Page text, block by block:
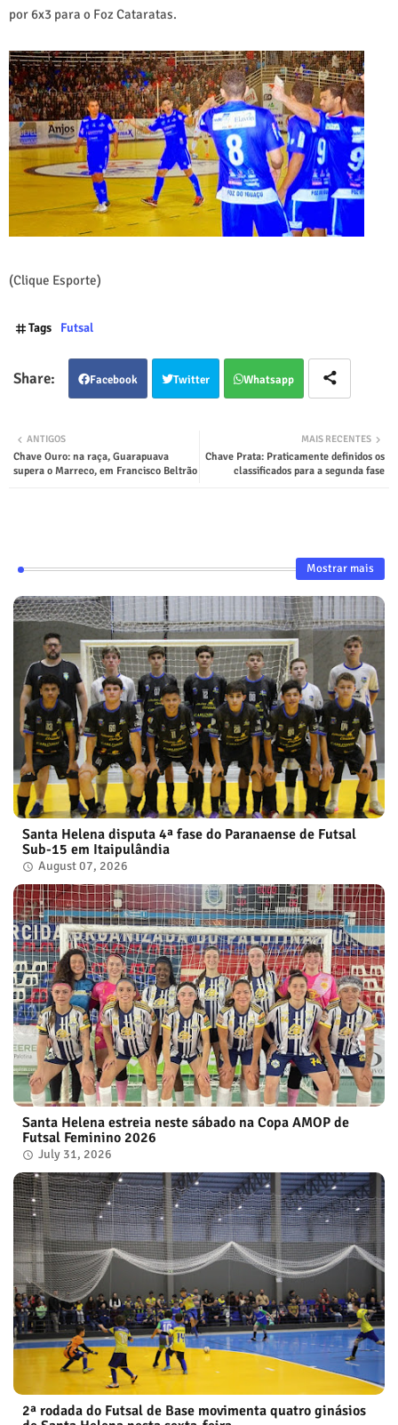
por 6x3 para o Foz Cataratas.
(Clique Esporte)
Tags Futsal
Facebook Twitter Whatsapp
MAIS RECENTES
Chave Prata: Praticamente definidos os
classificados para a segunda fase
ANTIGOS
Chave Ouro: na raça, Guarapuava
supera o Marreco, em Francisco Beltrão
Mostrar mais
Santa Helena disputa 4ª fase do Paranaense de Futsal
Sub-15 em Itaipulândia
August 07, 2026
Santa Helena estreia neste sábado na Copa AMOP de
Futsal Feminino 2026
July 31, 2026
2ª rodada do Futsal de Base movimenta quatro ginásios